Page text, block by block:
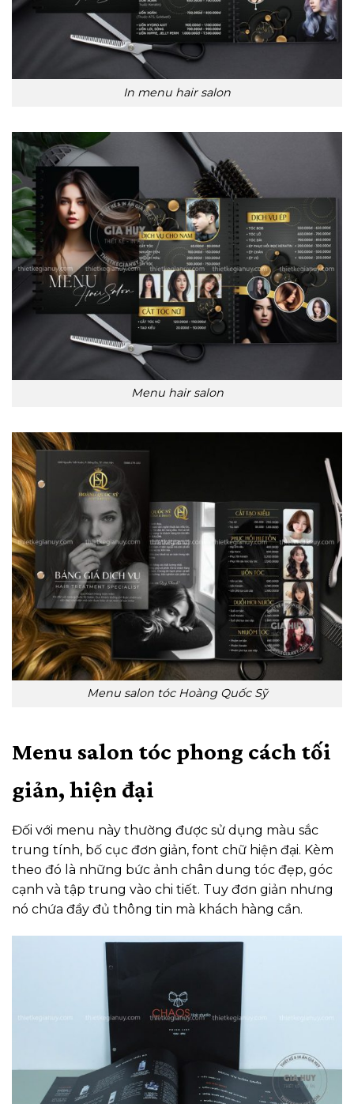
In menu hair salon
Menu hair salon
Menu salon tóc Hoàng Quốc Sỹ
Menu salon tóc phong cách tối
giản, hiện đại
Đối với menu này thường được sử dụng màu sắc
trung tính, bố cục đơn giản, font chữ hiện đại. Kèm
theo đó là những bức ảnh chân dung tóc đẹp, góc
cạnh và tập trung vào chi tiết. Tuy đơn giản nhưng
nó chứa đầy đủ thông tin mà khách hàng cần.